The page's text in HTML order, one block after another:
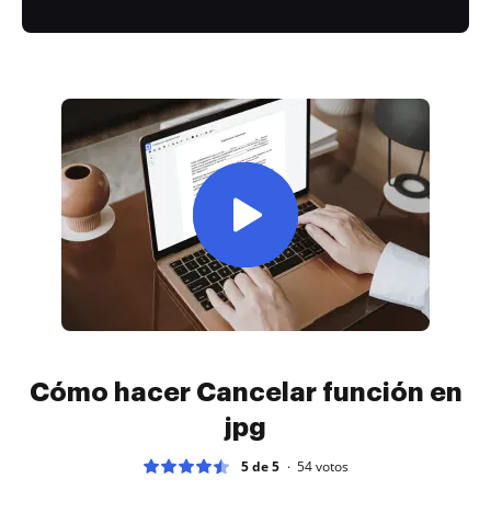
Cómo hacer Cancelar función en
jpg
5 de 5 54votos